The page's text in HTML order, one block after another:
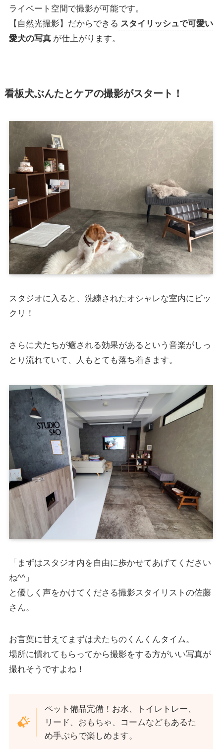
ライベート空間で撮影が可能です。
【自然光撮影】だからできる スタイリッシュで可愛い
愛犬の写真 が仕上がります。
看板犬ぶんたとケアの撮影がスタート！
スタジオに入ると、洗練されたオシャレな室内にビッ
クリ！
さらに犬たちが癒される効果があるという音楽がしっ
とり流れていて、人もとても落ち着きます。
「まずはスタジオ内を自由に歩かせてあげてください
ね^^」
と優しく声をかけてくださる撮影スタイリストの佐藤
さん。
お言葉に甘えてまずは犬たちのくんくんタイム。
場所に慣れてもらってから撮影をする方がいい写真が
撮れそうですよね！
ペット備品完備！お水、トイレトレー、
リード、おもちゃ、コームなどもあるた
め手ぶらで楽しめます。